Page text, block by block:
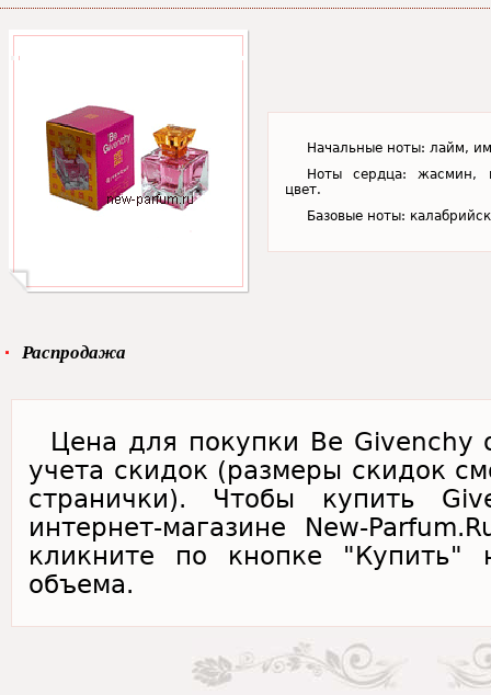
Начальные ноты: лайм,
Ноты сердца: жасмин,
цвет.
Базовые ноты:
Распродажа
Цена для покупки Be Givenchy
учета скидок (размеры скидок
странички). Чтобы купить
интернет-магазине New-
кликните по кнопке "Купить"
объема.